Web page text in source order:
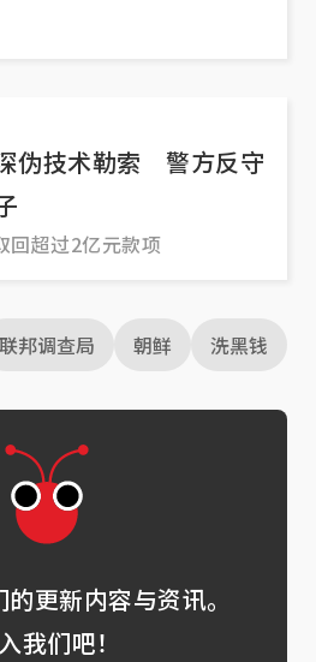
伪技术勒索 警方反守
回超过2亿元款项
联邦调查局 朝鲜 洗黑钱
更新内容与资讯。
我们吧！